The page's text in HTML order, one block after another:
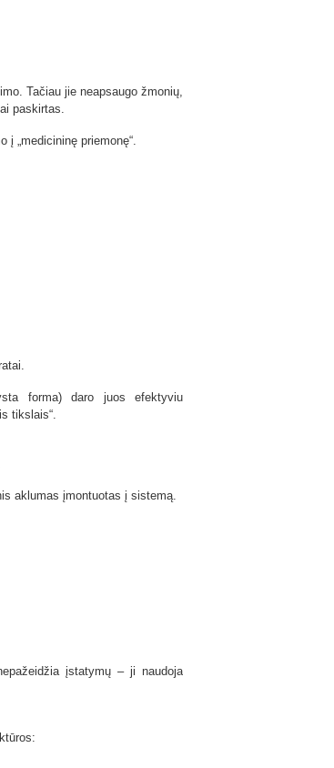
Tačiau jie neapsaugo žmonių,
paskirtas.
„medicininę priemonę“.
forma) daro juos efektyviu
tikslais“.
aklumas įmontuotas į sistemą.
įstatymų – ji naudoja